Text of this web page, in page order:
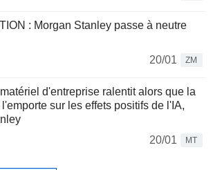
: Morgan Stanley passe à neutre
20/01
ZM
d'entreprise ralentit alors que la
sur les effets positifs de l'IA,
20/01
MT